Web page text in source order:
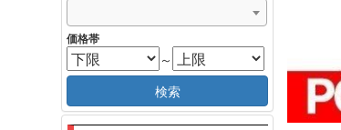
価格帯
～
検索